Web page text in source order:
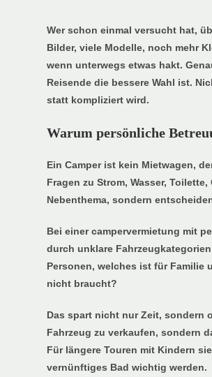
Wer schon einmal versucht hat,
Bilder, viele Modelle, noch mehr
wenn unterwegs etwas hakt.
Reisende die bessere Wahl ist.
statt kompliziert wird.
Warum persönliche
Ein Camper ist kein Mietwagen,
Fragen zu Strom, Wasser,
Nebenthema, sondern
Bei einer campervermietung mit
durch unklare
Personen, welches ist für Familie
nicht braucht?
Das spart nicht nur Zeit, sondern
Fahrzeug zu verkaufen, sondern
Für längere Touren mit Kindern
vernünftiges Bad wichtig werden.